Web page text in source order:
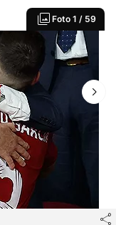
Foto 1 / 59